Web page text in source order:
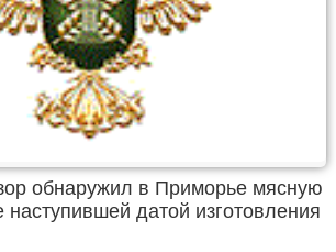
обнаружил в Приморье мясную
наступившей датой изготовления